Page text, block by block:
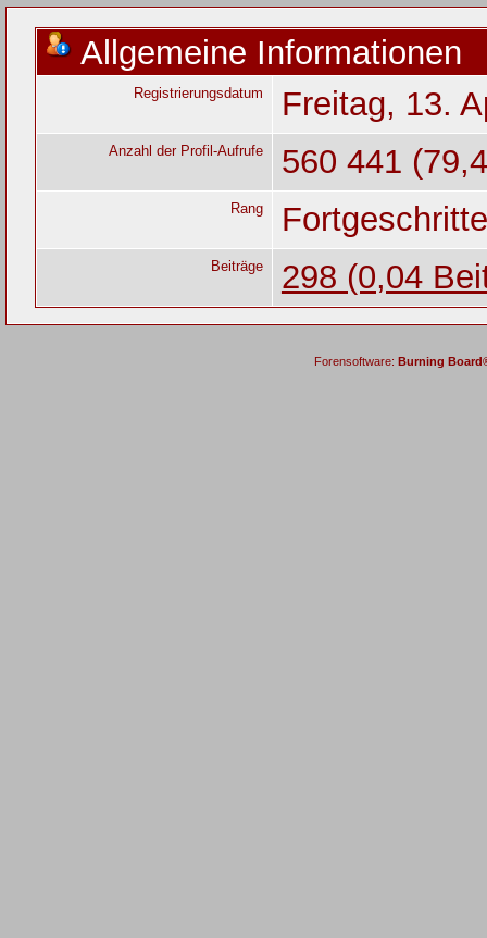
Allgemeine Informationen
Registrierungsdatum Freitag, 13.
Anzahl der Profil-Aufrufe 560 441
Rang
Beiträge 298 (0,04
Forensoftware: Burning